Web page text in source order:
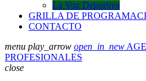
La Voz Deportiva
GRILLA DE
CONTACTO
menu play_arrow open_in_new
PROFESIONALES
close